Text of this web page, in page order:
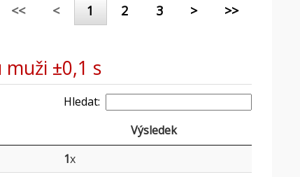
<< < 1 2 3 > >>
muži ±0,1 s
Hledat:
Výsledek
1x